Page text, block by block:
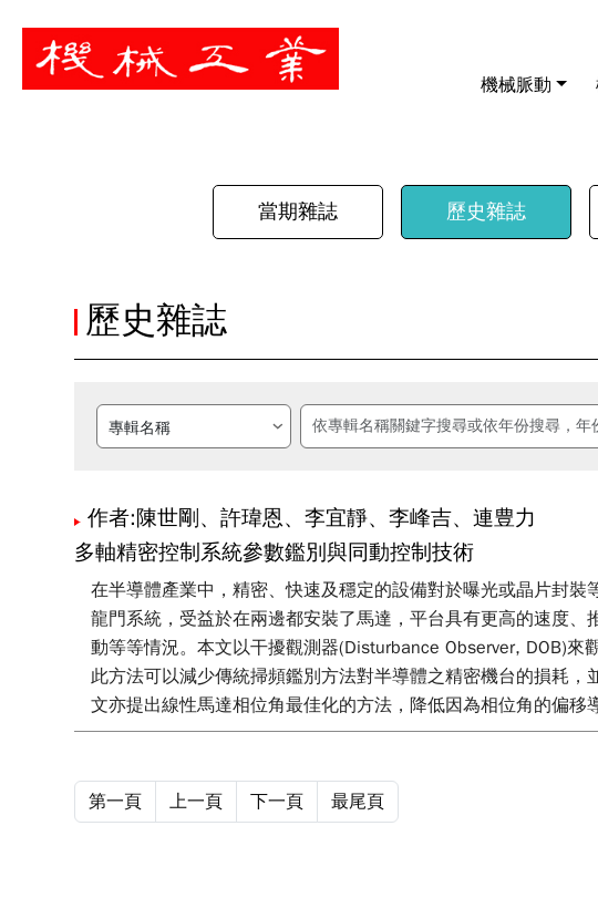
機械脈動
暫停
當期雜誌 歷史雜誌
歷史雜誌
作者:陳世剛、許瑋恩、李宜靜、李峰吉、連豊力
多軸精密控制系統參數鑑別與同動控制技術
在半導體產業中，精密、快速及穩定的設備對於曝光或晶片封
龍門系統，受益於在兩邊都安裝了馬達，平台具有更高的速度
動等等情況。本文以干擾觀測器(Disturbance Observer, DOB)
此方法可以減少傳統掃頻鑑別方法對半導體之精密機台的損耗
文亦提出線性馬達相位角最佳化的方法，降低因為相位角的偏
完整的流程包含系統鑑別開始到控制器的設計，實現將待加工物
第一頁 上一頁 下一頁 最尾頁